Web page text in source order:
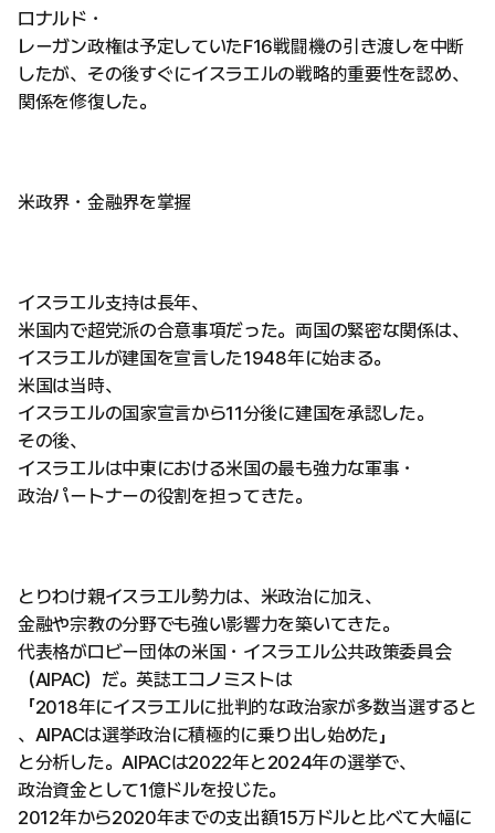
ロナルド・
レーガン政権は予定していたF16戦闘機の引き渡しを中断
したが、その後すぐにイスラエルの戦略的重要性を認め、
関係を修復した。
米政界・金融界を掌握
イスラエル支持は長年、
米国内で超党派の合意事項だった。両国の緊密な関係は、
イスラエルが建国を宣言した1948年に始まる。
米国は当時、
イスラエルの国家宣言から11分後に建国を承認した。
その後、
イスラエルは中東における米国の最も強力な軍事・
政治パートナーの役割を担ってきた。
とりわけ親イスラエル勢力は、米政治に加え、
金融や宗教の分野でも強い影響力を築いてきた。
代表格がロビー団体の米国・イスラエル公共政策委員会
（AIPAC）だ。英誌エコノミストは
「2018年にイスラエルに批判的な政治家が多数当選すると
、AIPACは選挙政治に積極的に乗り出し始めた」
と分析した。AIPACは2022年と2024年の選挙で、
政治資金として1億ドルを投じた。
2012年から2020年までの支出額15万ドルと比べて大幅に